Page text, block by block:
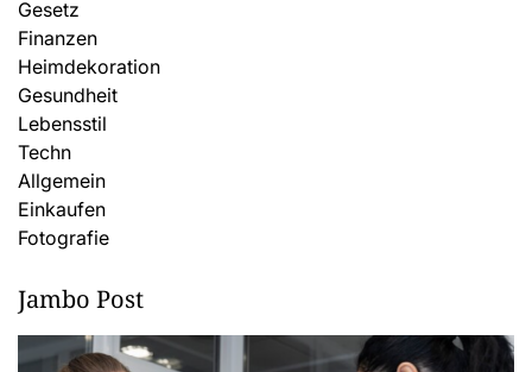
Gesetz
Finanzen
Heimdekoration
Gesundheit
Lebensstil
Techn
Allgemein
Einkaufen
Fotografie
Jambo Post